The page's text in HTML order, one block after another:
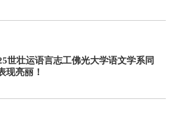
世壮运语言志工佛光大学语文学系同
现亮丽！